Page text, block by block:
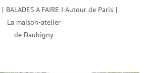
| BALADES A FAIRE I Autour de Paris |
La maison-atelier
de Daubigny